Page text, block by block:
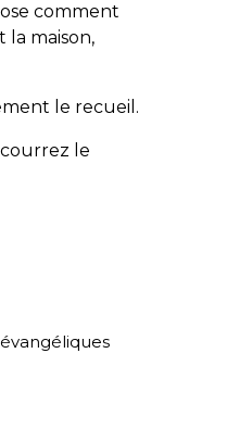
comment
maison,
le recueil.
le